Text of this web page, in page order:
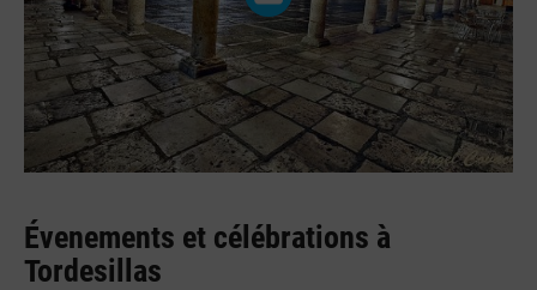
Évenements et célébrations à
Tordesillas